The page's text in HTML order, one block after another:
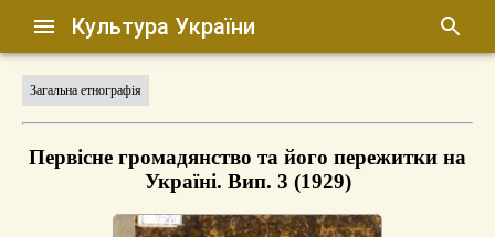
Культура України
Загальна етнографія
Первісне громадянство та його пережитки на
Україні. Вип. 3 (1929)